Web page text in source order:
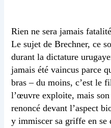
Rien ne sera jamais
Le sujet de Brechner, ce
durant la dictature
jamais été vaincus parce
bras – du moins, c’est le
l’œuvre exploite, mais
renoncé devant l’aspect
y immiscer sa griffe en se